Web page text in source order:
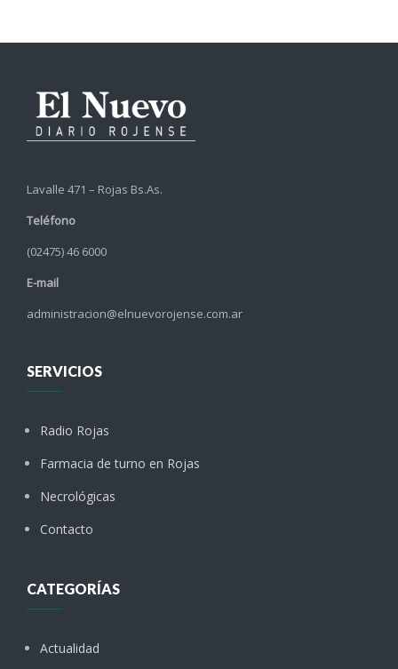
Lavalle 471 – Rojas Bs.As.
Teléfono
(02475) 46 6000
E-mail
administracion@elnuevorojense.com.ar
SERVICIOS
Radio Rojas
Farmacia de turno en Rojas
Necrológicas
Contacto
CATEGORÍAS
Actualidad